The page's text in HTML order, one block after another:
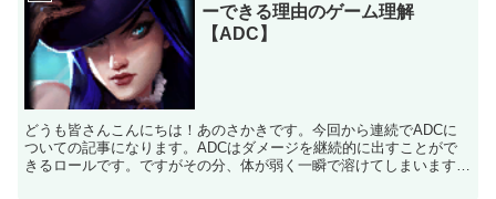
ーできる理由のゲーム理解
【ADC】
どうも皆さんこんにちは！あのさかきです。今回から連続でADCに
ついての記事になります。ADCはダメージを継続的に出すことがで
きるロールです。ですがその分、体が弱く一瞬で溶けてしまいます。